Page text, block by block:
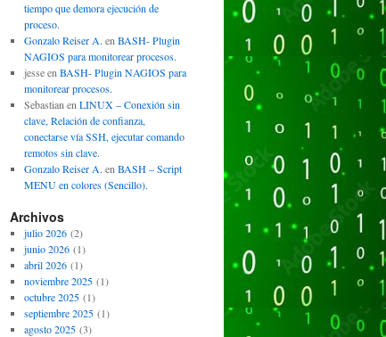
tiempo que demora ejecución de
proceso.
Gonzalo Reiser A. en BASH- Plugin
NAGIOS para monitorear procesos.
jesseen BASH- Plugin NAGIOS para
monitorear procesos.
Sebastian en LINUX – Conexión sin
clave, Relación de confianza,
conectarse vía SSH, ejecutar comando
remotos sin clave.
Gonzalo Reiser A. en BASH – Script
MENU en colores (Sencillo).
Archivos
julio 2026(2)
junio 2026(1)
abril 2026(1)
noviembre 2025(1)
octubre 2025(1)
septiembre 2025(1)
agosto 2025(3)